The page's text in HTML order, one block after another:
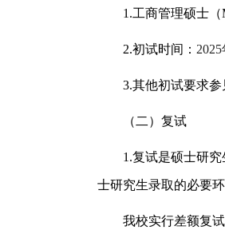
1.工商管理硕士
2.初试时间：
3.其他初试要求参
（二）复试
1.复试是硕士研
士研究生录取的必要
我校实行差额复